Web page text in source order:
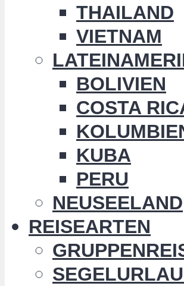
THAILAND
VIETNAM
BOLIVIEN
COSTA
KUBA
PERU
NEUSEELAND
REISEARTEN